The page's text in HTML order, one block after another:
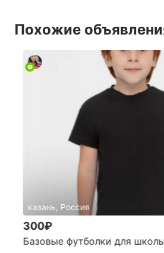
Похожие
казань, Россия
300₽
Базовые футболки для